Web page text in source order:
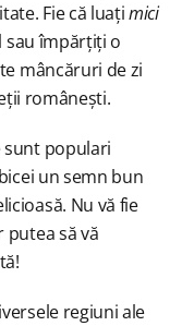
Fie că luațimici
sau împărțiți o
mâncăruri de zi
românești.
sunt populari
un semn bun
Nu vă fie
putea să vă
regiuni ale